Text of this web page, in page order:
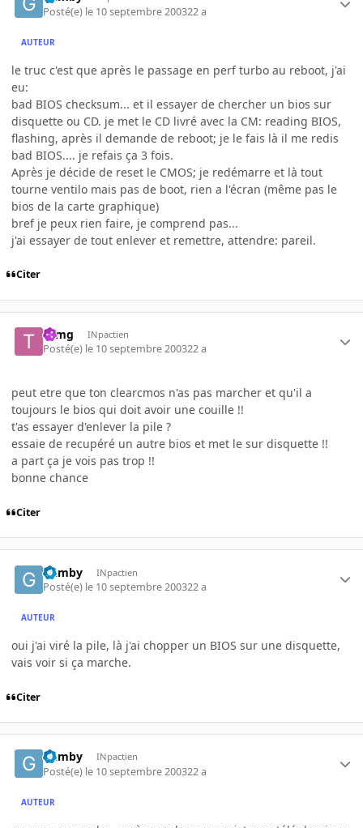
Posté(e) le 10 septembre 200322 a
AUTEUR
le truc c'est que après le passage en perf turbo au reboot, j'ai
eu:
bad BIOS checksum... et il essayer de chercher un bios sur
disquette ou CD. je met le CD livré avec la CM: reading BIOS,
flashing, après il demande de reboot; je le fais là il me redis
bad BIOS.... je refais ça 3 fois.
Après je décide de reset le CMOS; je redémarre et là tout
tourne ventilo mais pas de boot, rien a l'écran (même pas le
bios de la carte graphique)
bref je peux rien faire, je comprend pas...
j'ai essayer de tout enlever et remettre, attendre: pareil.
Citer
tomg INpactien
Posté(e) le 10 septembre 200322 a
peut etre que ton clearcmos n'as pas marcher et qu'il a
toujours le bios qui doit avoir une couille !!
t'as essayer d'enlever la pile ?
essaie de recupéré un autre bios et met le sur disquette !!
a part ça je vois pas trop !!
bonne chance
Citer
Gamby INpactien
Posté(e) le 10 septembre 200322 a
AUTEUR
oui j'ai viré la pile, là j'ai chopper un BIOS sur une disquette,
vais voir si ça marche.
Citer
Gamby INpactien
Posté(e) le 10 septembre 200322 a
AUTEUR